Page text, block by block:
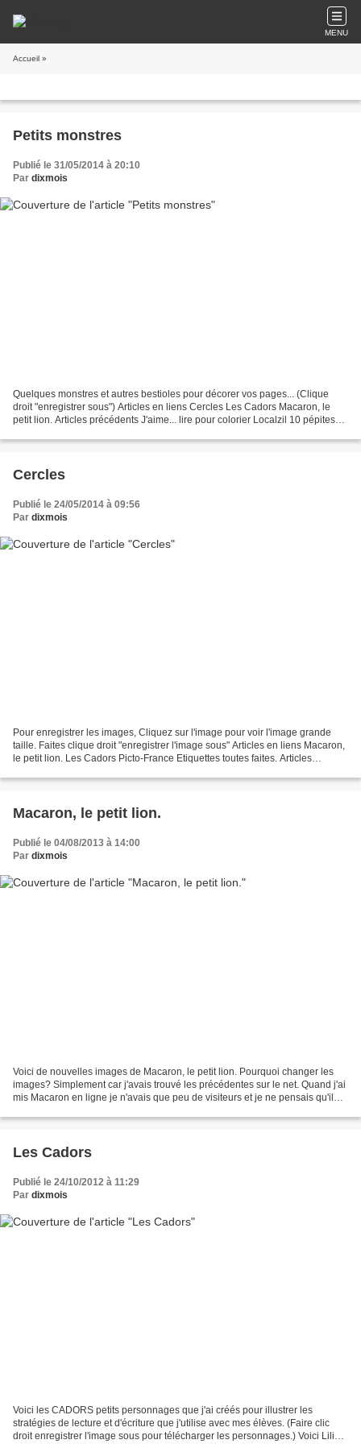
MENU
Accueil »
Petits monstres
Publié le 31/05/2014 à 20:10
Par dixmois
Quelques monstres et autres bestioles pour décorer vos pages... (Clique
droit "enregistrer sous") Articles en liens Cercles Les Cadors Macaron, le
petit lion. Articles précédents J'aime... lire pour colorier Localzil 10 pépites
Cercles
Publié le 24/05/2014 à 09:56
Par dixmois
Pour enregistrer les images, Cliquez sur l'image pour voir l'image grande
taille. Faites clique droit "enregistrer l'image sous" Articles en liens Macaron,
le petit lion. Les Cadors Picto-France Etiquettes toutes faites. Articles
Macaron, le petit lion.
Publié le 04/08/2013 à 14:00
Par dixmois
Voici de nouvelles images de Macaron, le petit lion. Pourquoi changer les
images? Simplement car j'avais trouvé les précédentes sur le net. Quand j'ai
mis Macaron en ligne je n'avais que peu de visiteurs et je ne pensais qu'il
Les Cadors
Publié le 24/10/2012 à 11:29
Par dixmois
Voici les CADORS petits personnages que j'ai créés pour illustrer les
stratégies de lecture et d'écriture que j'utilise avec mes élèves. (Faire clic
droit enregistrer l'image sous pour télécharger les personnages.) Voici Lili